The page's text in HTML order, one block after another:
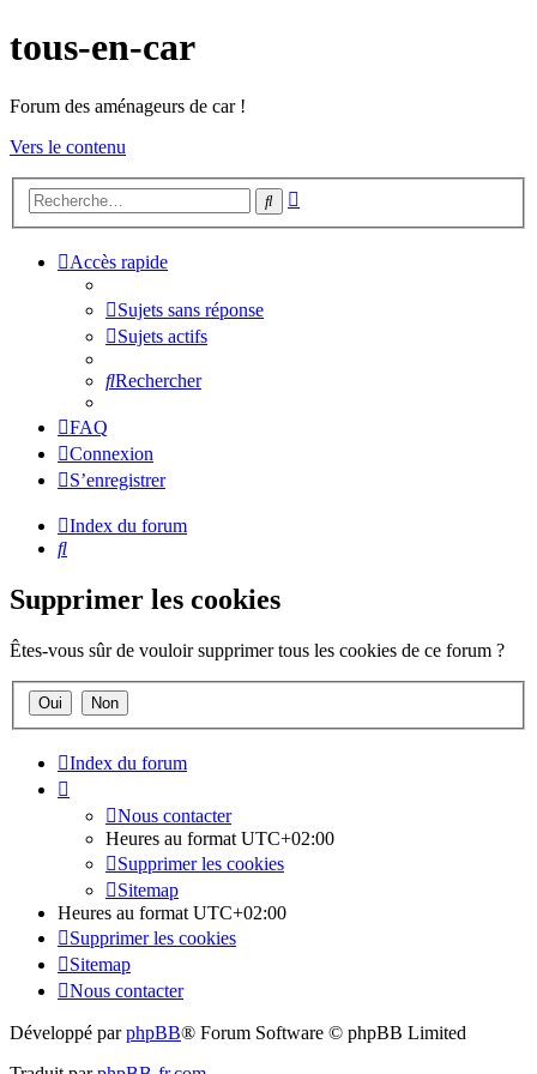
tous-en-car
Forum des aménageurs de car !
Vers le contenu
Rechercher
Accès rapide
Sujets sans réponse
Sujets actifs
Rechercher
FAQ
Connexion
S’enregistrer
Index du forum
Rechercher
Supprimer les cookies
Êtes-vous sûr de vouloir supprimer tous les cookies de ce forum ?
Index du forum
Nous contacter
Heures au format UTC+02:00
Supprimer les cookies
Sitemap
Heures au format UTC+02:00
Supprimer les cookies
Sitemap
Nous contacter
Développé parphpBB® Forum Software © phpBB Limited